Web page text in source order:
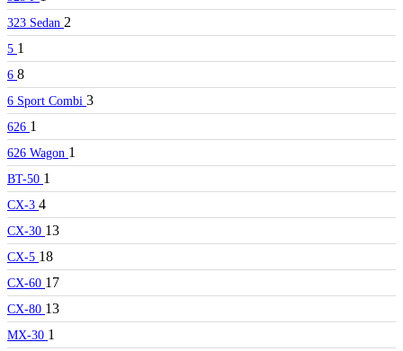
323 Sedan 2
5 1
6 8
6 Sport Combi 3
626 1
626 Wagon 1
BT-50 1
CX-3 4
CX-30 13
CX-5 18
CX-60 17
CX-80 13
MX-30 1